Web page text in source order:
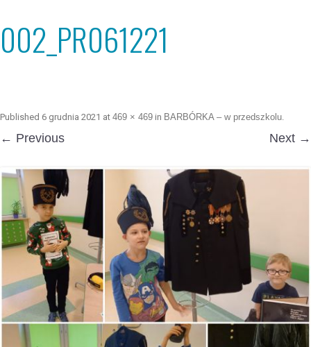
002_PR061221
Published 6 grudnia 2021 at 469 × 469 in BARBÓRKA – w przedszkolu.
← Previous Next →